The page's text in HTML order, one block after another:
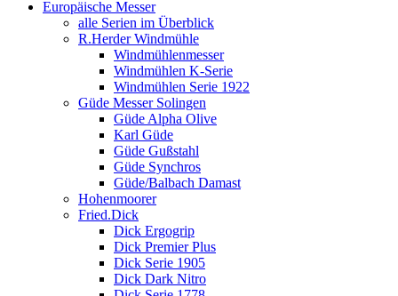
Europäische Messer
alle Serien im Überblick
R.Herder Windmühle
Windmühlenmesser
Windmühlen K-Serie
Windmühlen Serie 1922
Güde Messer Solingen
Güde Alpha Olive
Karl Güde
Güde Gußstahl
Güde Synchros
Güde/Balbach Damast
Hohenmoorer
Fried.Dick
Dick Ergogrip
Dick Premier Plus
Dick Serie 1905
Dick Dark Nitro